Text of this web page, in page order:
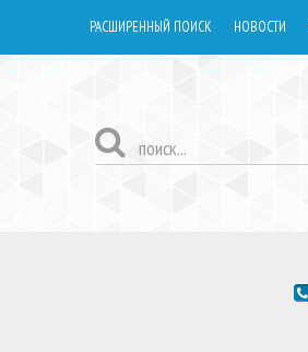
РАСШИРЕННЫЙ ПОИСК НОВОСТИ